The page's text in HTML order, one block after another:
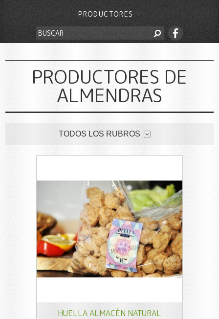
PRODUCTORES
PRODUCTORES DE
ALMENDRAS
TODOS LOS RUBROS
HUELLA ALMACÉN NATURAL